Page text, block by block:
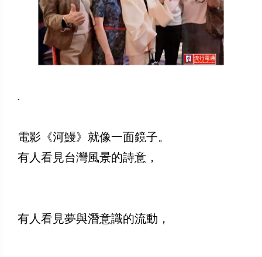
.
電影《河鰻》就像一面鏡子。
有人看見台灣風景的詩意，
有人看見夢與潛意識的流動，